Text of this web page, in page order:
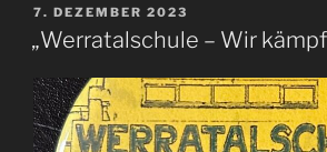
VERÖFFENTLICHT
AM
7. DEZEMBER 2023
„Werratalschule – Wir